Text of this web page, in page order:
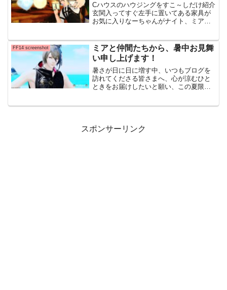
Cハウスのハウジングをすこ～しだけ紹介
玄関入ってすぐ左手に置いてある家具が
お気に入りなーちゃんがナイト、ミアが
レットで記録するで、二つのオブジェと
一緒に自分を記録しよう
FF14 screenshot
ミアと仲間たちから、暑中お見舞
い申し上げます！
暑さが日に日に増す中、いつもブログを
訪れてくださる皆さまへ、心が涼むひと
ときをお届けしたいと願い、この夏限定
スポンサーリンク